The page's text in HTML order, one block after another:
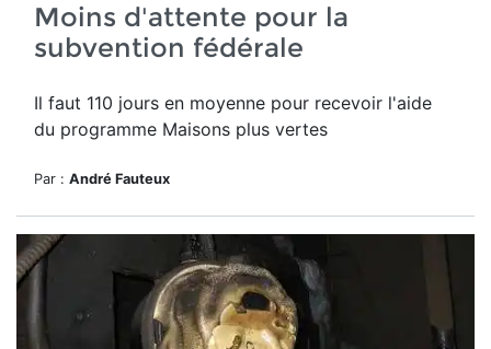
Moins d'attente pour la
subvention fédérale
Il faut 110 jours en moyenne pour recevoir l'aide
du programme Maisons plus vertes
Par : André Fauteux